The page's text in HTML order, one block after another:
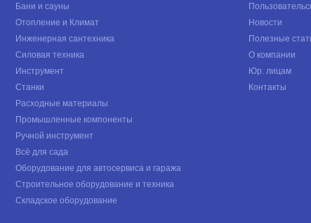
Бани и сауны
Отопление и Климат
Инженерная сантехника
Силовая техника
Инструмент
Станки
Расходные материалы
Промышленные компоненты
Ручной инструмент
Всё для сада
Оборудование для автосервиса и гаража
Строительное оборудование и техника
Складское оборудование
Новости
Полезные
О компании
Юр. лицам
Контакты